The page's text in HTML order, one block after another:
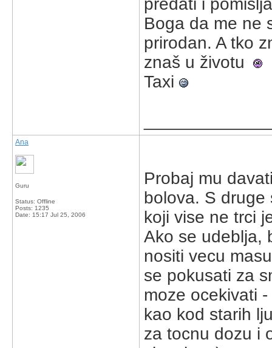
predati i
Boga da me ne
prirodan. A tko
znaš u životu
Taxi
Ana
Guru
Status: Offline
Posts: 1235
Date: 15:17 Jul 25, 2006
Probaj mu
bolova. S druge
koji vise ne trci
Ako se udeblja,
nositi vecu
se pokusati za
moze ocekivati
kao kod starih
za tocnu dozu i